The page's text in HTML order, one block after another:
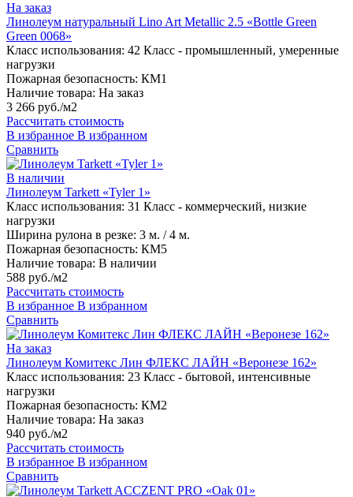
На заказ
Линолеум натуральный Lino Art Metallic 2.5 «Bottle Green
Green 0068»
Класс использования: 42 Класс - промышленный, умеренные
нагрузки
Пожарная безопасность: КМ1
Наличие товара: На заказ
3 266 руб./м2
Рассчитать стоимость
В избранное В избранном
Сравнить
В наличии
Линолеум Tarkett «Tyler 1»
Класс использования: 31 Класс - коммерческий, низкие
нагрузки
Ширина рулона в резке: 3 м. / 4 м.
Пожарная безопасность: КМ5
Наличие товара: В наличии
588 руб./м2
Рассчитать стоимость
В избранное В избранном
Сравнить
На заказ
Линолеум Комитекс Лин ФЛЕКС ЛАЙН «Веронезе 162»
Класс использования: 23 Класс - бытовой, интенсивные
нагрузки
Пожарная безопасность: КМ2
Наличие товара: На заказ
940 руб./м2
Рассчитать стоимость
В избранное В избранном
Сравнить